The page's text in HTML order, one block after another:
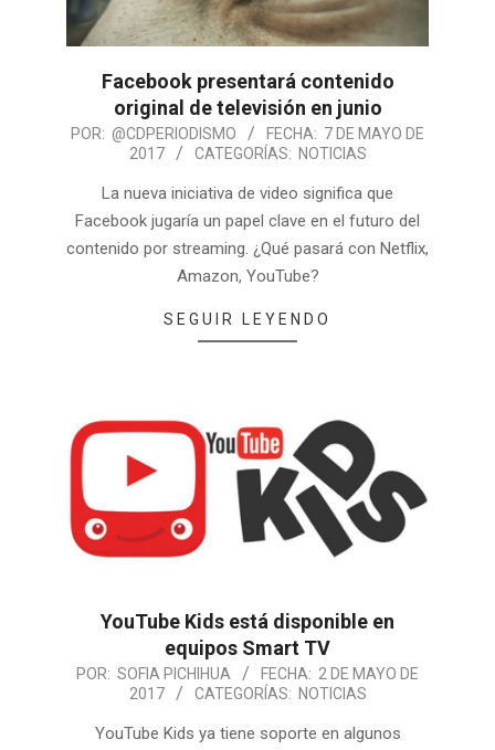
Facebook presentará contenido
original de televisión en junio
POR: @CDPERIODISMO FECHA: 7 DE MAYO DE
2017
CATEGORÍAS: NOTICIAS
La nueva iniciativa de video significa que
Facebook jugaría un papel clave en el futuro del
contenido por streaming. ¿Qué pasará con Netflix,
Amazon, YouTube?
SEGUIR LEYENDO
YouTube Kids está disponible en
equipos Smart TV
POR: SOFIA PICHIHUA FECHA: 2 DE MAYO DE
2017
CATEGORÍAS: NOTICIAS
YouTube Kids ya tiene soporte en algunos